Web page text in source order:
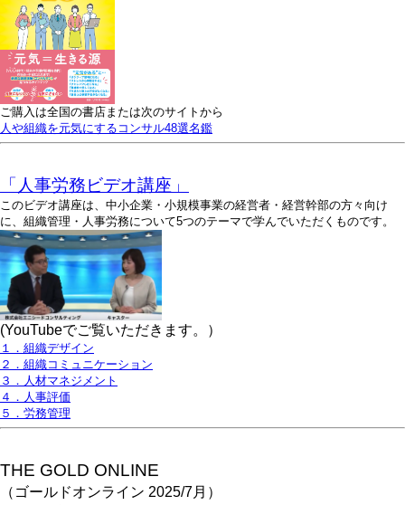
ご購入は全国の書店または次のサイトから
人や組織を元気にするコンサル48選名鑑
「人事労務ビデオ講座」
このビデオ講座は、中小企業・小規模事業の経営者・経営幹部の方々向け
に、組織管理・人事労務について5つのテーマで学んでいただくものです。
(YouTubeでご覧いただきます。）
１．組織デザイン
２．組織コミュニケーション
３．人材マネジメント
４．人事評価
５．労務管理
THE GOLD ONLINE
（ゴールドオンライン 2025/7月）